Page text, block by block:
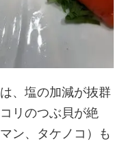
、塩の加減が抜群
リのつぶ貝が絶
ン、タケノコ）も